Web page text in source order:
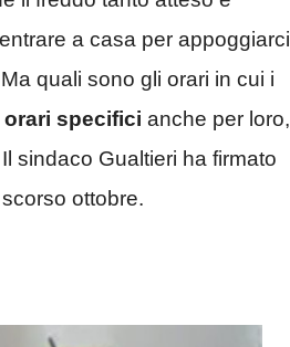
a casa per appoggiarci
quali sono gli orari in cui i
specifici anche per loro,
sindaco Gualtieri ha firmato
ottobre.